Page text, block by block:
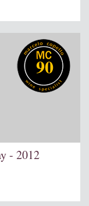
90
- 2012